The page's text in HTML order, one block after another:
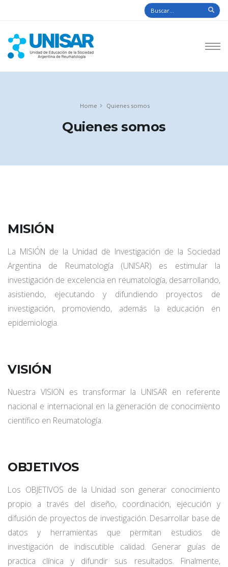
Home Quienes somos
Quienes somos
MISIÓN
La MISIÓN de la Unidad de Investigación de la Sociedad
Argentina de Reumatología (UNISAR) es estimular la
investigación de excelencia en reumatología, desarrollando,
asistiendo, ejecutando y difundiendo proyectos de
investigación, promoviendo, además la educación en
epidemiologia.
VISIÓN
Nuestra VISION es transformar la UNISAR en referente
nacional e internacional en la generación de conocimiento
científico en Reumatología.
OBJETIVOS
Los OBJETIVOS de la Unidad son generar conocimiento
propio a través del diseño, coordinación, ejecución y
difusión de proyectos de investigación. Desarrollar base de
datos y herramientas que permitan estudios de
investigación de indiscutible calidad. Generar guías de
practica clínica y difundir sus resultados. Finalmente,